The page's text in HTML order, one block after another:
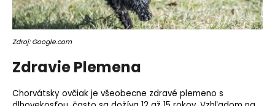
Zdroj: Google.com
Zdravie Plemena
Chorvátsky ovčiak je všeobecne zdravé plemeno s